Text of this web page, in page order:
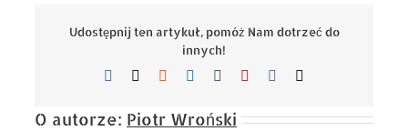
Udostępnij ten artykuł, pomóż Nam dotrzeć do
innych!
Facebook Reddit LinkedIn
TumblrPinterest
O autorze: Piotr Wroński